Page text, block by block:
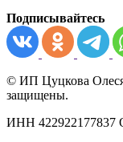
Подписывайтесь
© ИП Цуцкова Олеся
защищены.
ИНН 422922177837